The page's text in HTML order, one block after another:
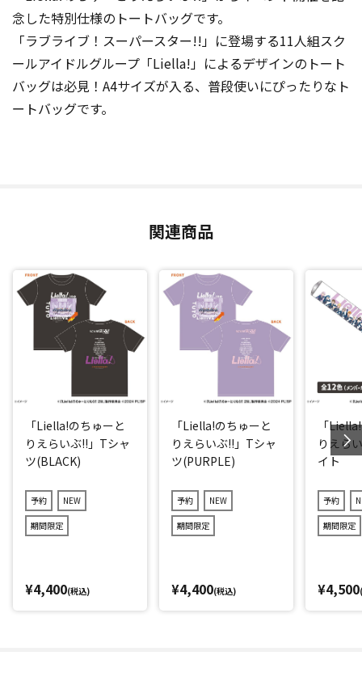
念した特別仕様のトートバッグです。
「ラブライブ！スーパースター!!」に登場する11人組スク
ールアイドルグループ「Liella!」によるデザインのトート
バッグは必見！A4サイズが入る、普段使いにぴったりなト
ートバッグです。
関連商品
「Liella!のちゅーと
りえらいぶ!!」Tシャ
ツ(BLACK)
予約 NEW
期間限定
¥4,400(税込)
「Liella!のちゅーと
りえらいぶ!!」Tシャ
ツ(PURPLE)
予約 NEW
期間限定
¥4,400(税込)
「
りえら
イト
予約
期間限定
¥4,500